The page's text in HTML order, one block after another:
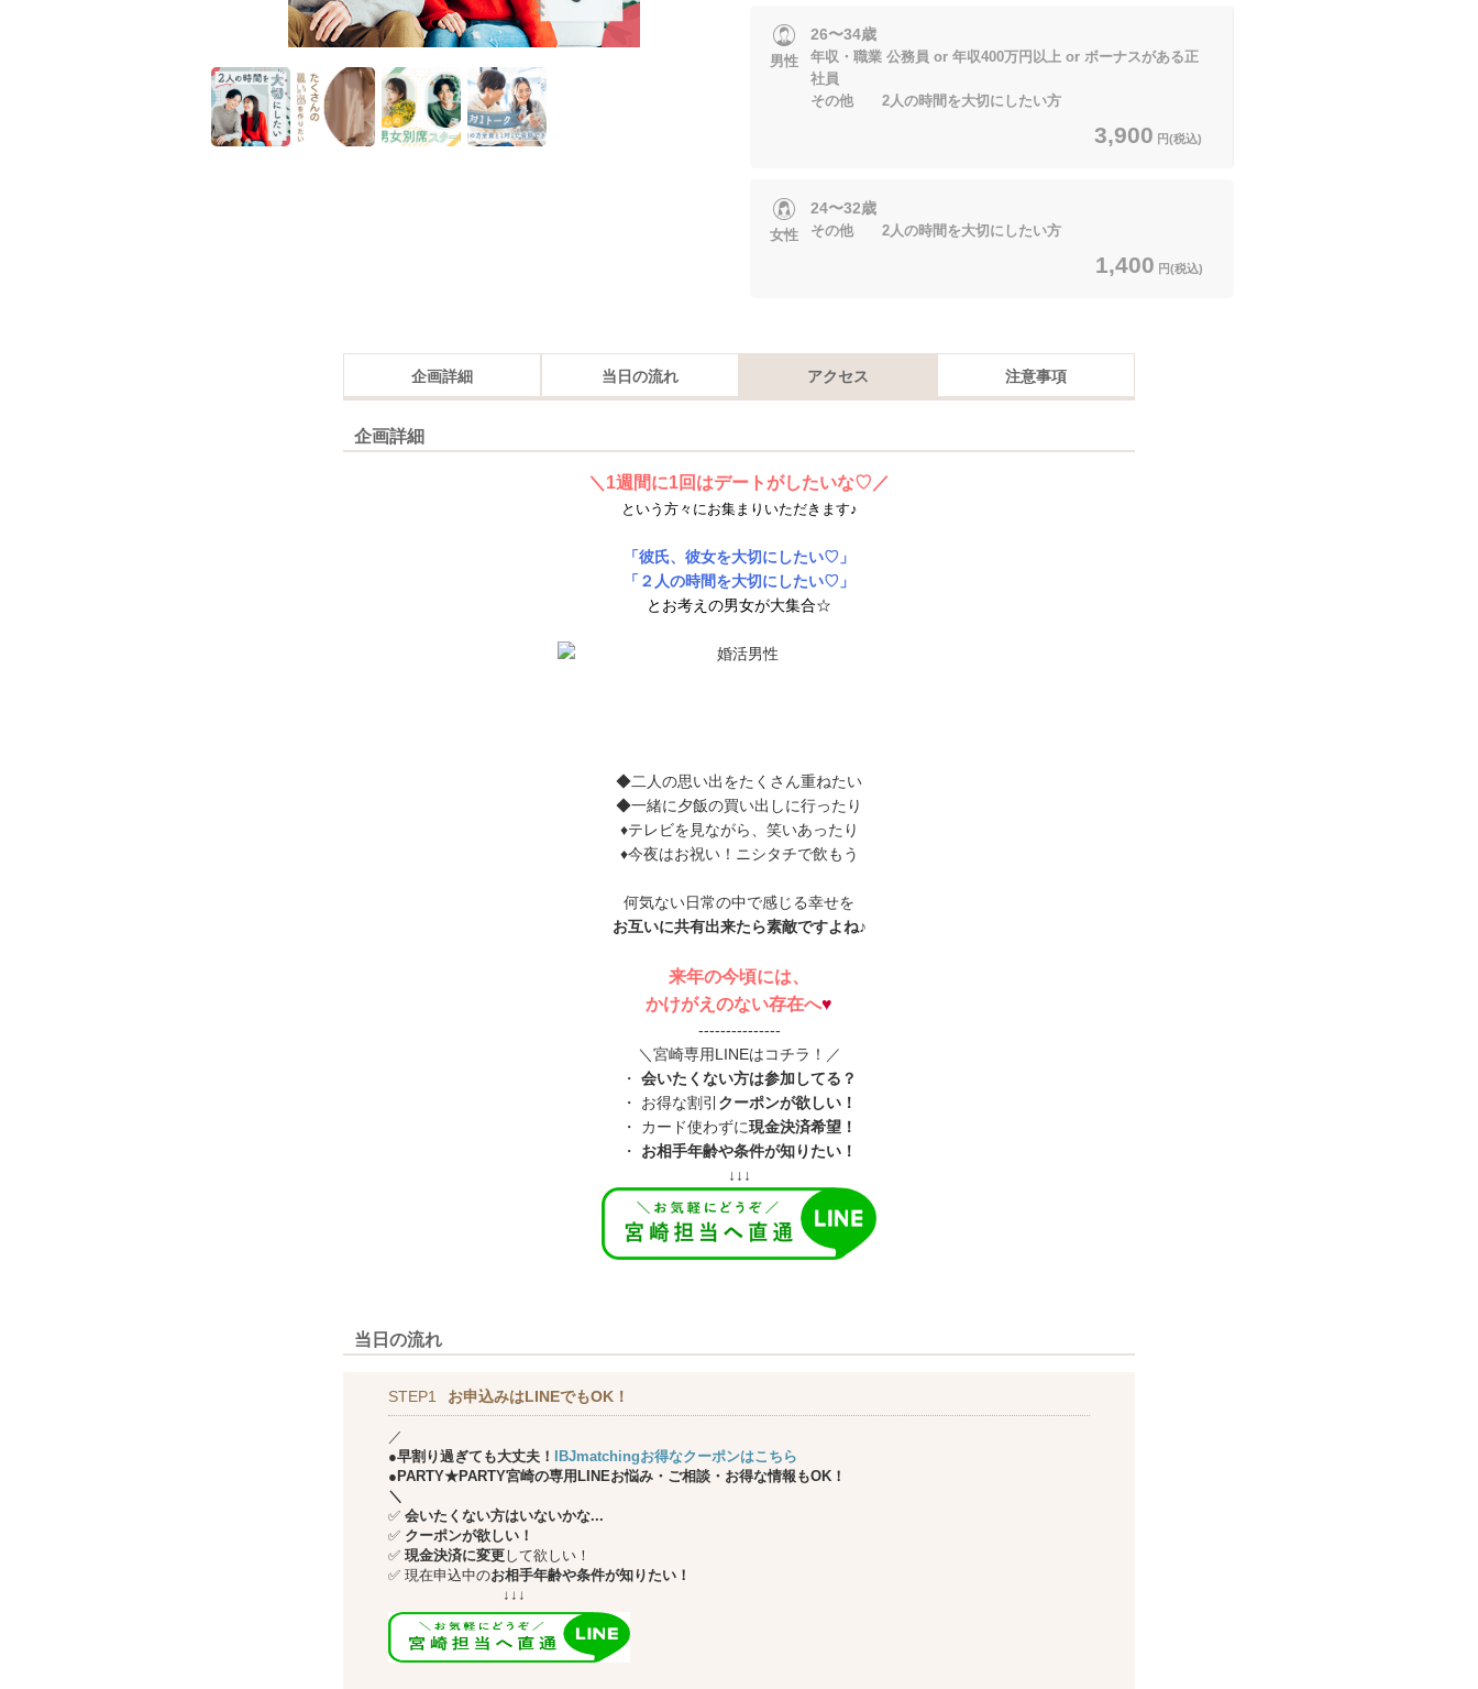
男性
26〜34歳
年収・職業 公務員 or 年収400万円以上 or ボーナスがある正
社員
その他 2人の時間を大切にしたい方
3,900 円(税込)
女性
24〜32歳
その他 2人の時間を大切にしたい方
1,400 円(税込)
企画詳細 当日の流れ アクセス 注意事項
企画詳細
＼1週間に1回はデートがしたいな♡／
という方々にお集まりいただきます♪
「彼氏、彼女を大切にしたい♡」
「２人の時間を大切にしたい♡」
とお考えの男女が大集合☆
◆二人の思い出をたくさん重ねたい
◆一緒に夕飯の買い出しに行ったり
♦テレビを見ながら、笑いあったり
♦今夜はお祝い！ニシタチで飲もう
何気ない日常の中で感じる幸せを
お互いに共有出来たら素敵ですよね♪
来年の今頃には、
かけがえのない存在へ♥
---------------
＼宮崎専用LINEはコチラ！／
・ 会いたくない方は参加してる？
・ お得な割引 クーポンが欲しい！
・ カード使わずに現金決済希望！
・
お相手年齢や条件が知りたい！
↓↓↓
当日の流れ
STEP1 お申込みはLINEでもOK！
／
●早割り過ぎても大丈夫！
IBJmatchingお得なクーポンはこちら
●PARTY★PARTY宮崎の専用LINEお悩み・ご相談・お得な情報もOK！
＼
✅ 会いたくない方はいないかな...
✅ クーポンが欲しい！
✅ 現金決済に変更して欲しい！
✅ 現在申込中のお相手年齢や条件が知りたい！
↓↓↓